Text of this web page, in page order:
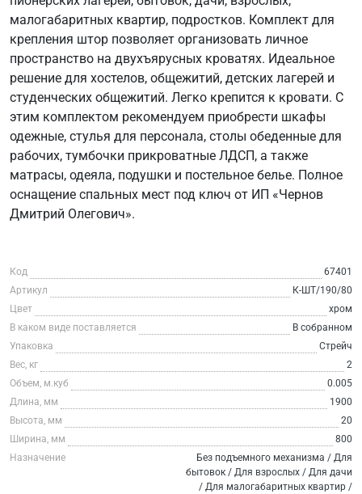
малогабаритных квартир, подростков. Комплект для
крепления штор позволяет организовать личное
пространство на двухъярусных кроватях. Идеальное
решение для хостелов, общежитий, детских лагерей и
студенческих общежитий. Легко крепится к кровати. С
этим комплектом рекомендуем приобрести шкафы
одежные, стулья для персонала, столы обеденные для
рабочих, тумбочки прикроватные ЛДСП, а также
матрасы, одеяла, подушки и постельное белье. Полное
оснащение спальных мест под ключ от ИП «Чернов
Дмитрий Олегович».
Код
67401
Артикул
К-ШТ/190/80
Цвет
хром
В каком виде поставляется
В собранном
Упаковка
Стрейч
Вес, кг
2
Объем, м.куб
0.005
Длина, мм
1900
Высота, мм
20
Ширина, мм
800
Назначение
Без подъемного механизма / Для
бытовок / Для взрослых / Для дачи
/ Для малогабаритных квартир /